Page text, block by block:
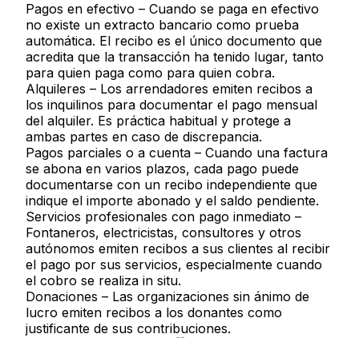
Pagos en efectivo – Cuando se paga en efectivo
no existe un extracto bancario como prueba
automática. El recibo es el único documento que
acredita que la transacción ha tenido lugar, tanto
para quien paga como para quien cobra.
Alquileres – Los arrendadores emiten recibos a
los inquilinos para documentar el pago mensual
del alquiler. Es práctica habitual y protege a
ambas partes en caso de discrepancia.
Pagos parciales o a cuenta – Cuando una factura
se abona en varios plazos, cada pago puede
documentarse con un recibo independiente que
indique el importe abonado y el saldo pendiente.
Servicios profesionales con pago inmediato –
Fontaneros, electricistas, consultores y otros
autónomos emiten recibos a sus clientes al recibir
el pago por sus servicios, especialmente cuando
el cobro se realiza in situ.
Donaciones – Las organizaciones sin ánimo de
lucro emiten recibos a los donantes como
justificante de sus contribuciones.